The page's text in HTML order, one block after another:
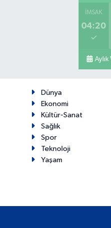
İMSAK
04:20
Dünya
Ekonomi
Kültür-Sanat
Sağlık
Spor
Teknoloji
Yaşam